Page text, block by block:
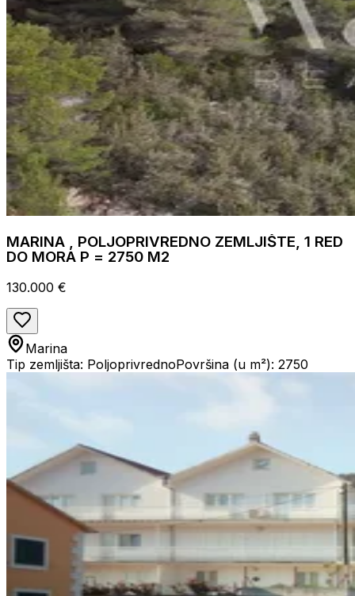
MARINA , POLJOPRIVREDNO ZEMLJIŠTE, 1 RED
DO MORA P = 2750 M2
130.000 €
Marina
Tip zemljišta: PoljoprivrednoPovršina (u m²): 2750